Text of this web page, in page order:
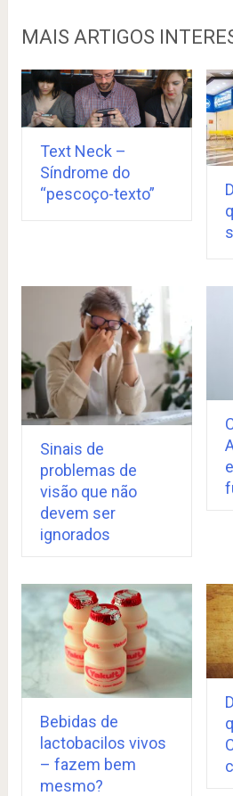
MAIS ARTIGOS
Text Neck –
Síndrome do
“pescoço-texto”
Sinais de
problemas de
visão que não
devem ser
ignorados
Bebidas de
lactobacilos vivos
– fazem bem
mesmo?